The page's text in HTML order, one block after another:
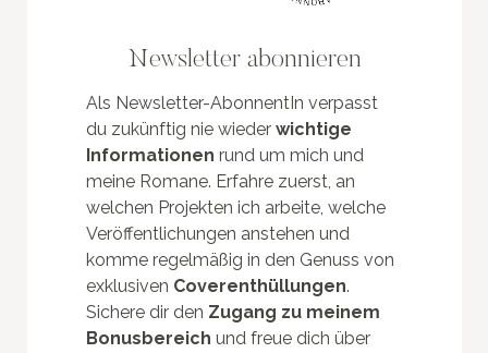
Newsletter abonnieren
Als Newsletter-AbonnentIn verpasst
du zukünftig nie wiederwichtige
Informationen rund um mich und
meine Romane. Erfahre zuerst, an
welchen Projekten ich arbeite, welche
Veröffentlichungen anstehen und
komme regelmäßig in den Genuss von
exklusiven Coverenthüllungen.
Sichere dir den Zugang zu meinem
Bonusbereich und freue dich über